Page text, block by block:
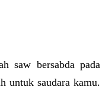
saw bersabda pada
untuk saudara kamu.